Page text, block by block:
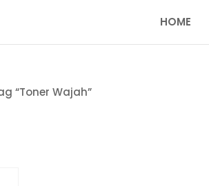
HOME
“Toner Wajah”